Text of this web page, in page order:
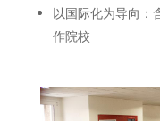
以国际化为导向：
作院校